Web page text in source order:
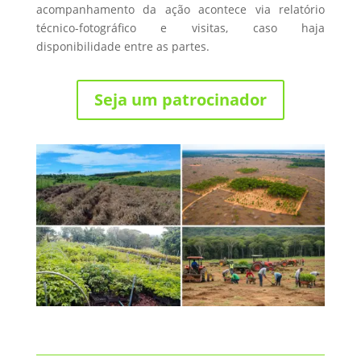
acompanhamento da ação acontece via relatório
técnico-fotográfico e visitas, caso haja
disponibilidade entre as partes.
Seja um patrocinador